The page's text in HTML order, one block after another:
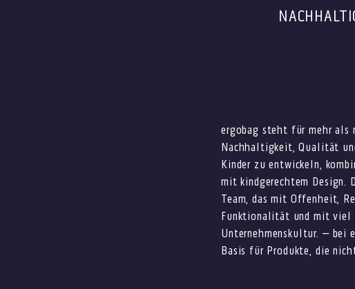
ergobag steht für mehr als
Nachhaltigkeit, Qualität
Kinder zu entwickeln,
mit kindgerechtem Design.
Team, das mit Offenheit,
Funktionalität und mit viel
Unternehmenskultur. – bei
Basis für Produkte, die